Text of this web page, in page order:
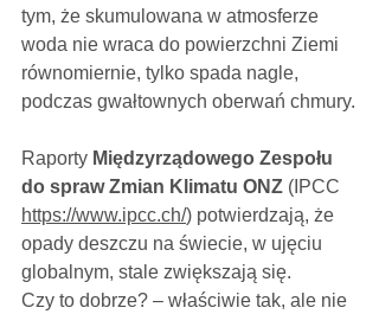
tym, że skumulowana w atmosferze
woda nie wraca do powierzchni Ziemi
równomiernie, tylko spada nagle,
podczas gwałtownych oberwań chmury.
Raporty Międzyrządowego Zespołu
do spraw Zmian Klimatu ONZ (IPCC
https://www.ipcc.ch/) potwierdzają, że
opady deszczu na świecie, w ujęciu
globalnym, stale zwiększają się.
Czy to dobrze? – właściwie tak, ale nie